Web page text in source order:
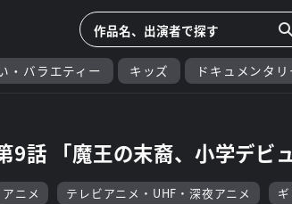
・バラエティー キッズ ドキュメンタリ
9話 「魔王の末裔、小学デビ
アニメ テレビアニメ・UHF・深夜アニメ